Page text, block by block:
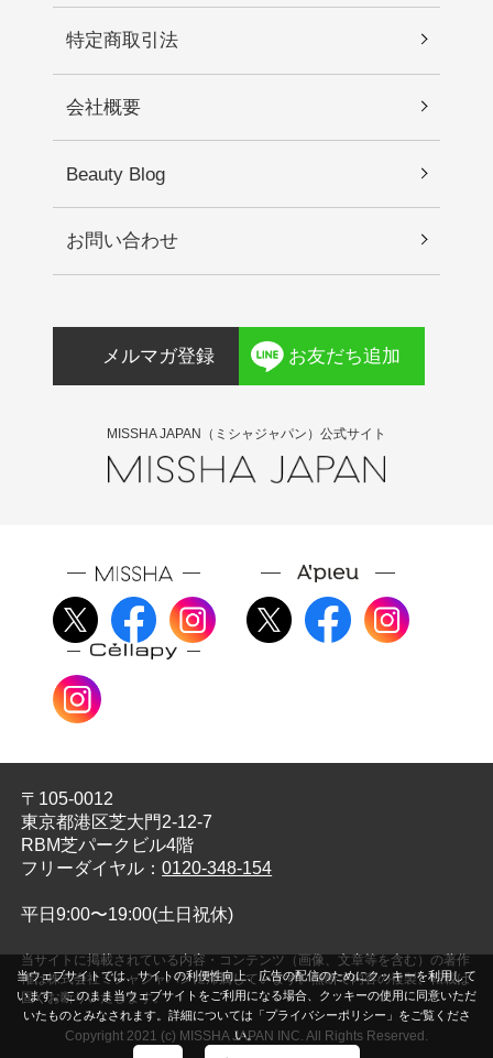
当ウェブサイトでは、サイトの利便性向上、広告の配信のためにクッキーを利用して
います。このまま当ウェブサイトをご利用になる場合、クッキーの使用に同意いただ
いたものとみなされます。詳細については「プライバシーポリシー」をご覧くださ
い。
特定商取引法
会社概要
Beauty Blog
お問い合わせ
メルマガ登録 お友だち追加
MISSHA JAPAN（ミシャジャパン）公式サイト
〒105-0012
東京都港区芝大門2-12-7
RBM芝パークビル4階
フリーダイヤル：0120-348-154
平日9:00〜19:00(土日祝休)
当サイトに掲載されている内容・コンテンツ（画像、文章等を含む）の著作
権は株式会社ミシャジャパンに帰属しています。無断で内容の複製、転載は
固くお断りいたします。
Copyright 2021 (c) MISSHA JAPAN INC. All Rights Reserved.